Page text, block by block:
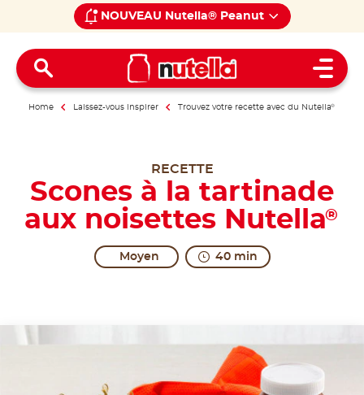
NOUVEAU Nutella® Peanut
Open
Home Laissez-vous inspirer Trouvez votre recette avec du Nutella®
RECETTE
Scones à la tartinade
aux noisettes Nutella®
Moyen 40 min